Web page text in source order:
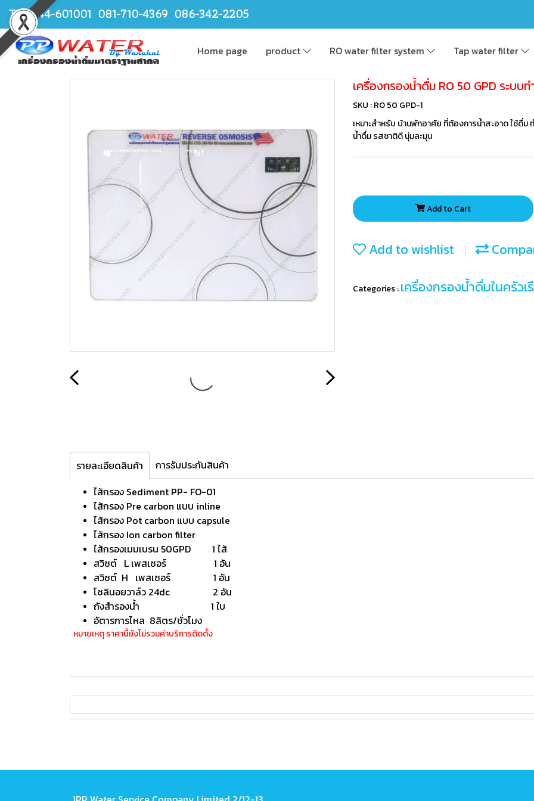
TEL.044-601001 081-710-4369 086-342-2205
Home page product RO water filter system Tap water filter
เครื่องกรองน้ำดื่ม RO 50 GPD ระบบ
SKU : RO 50 GPD-1
เหมาะสำหรับ บ้านพักอาศัย ที่ต้องการน้ำสะอาด ใช้ดื่
น้ำดื่ม รสชาติดี นุ่มละมุน
Add to Cart
Add to wishlist
Categories :เครื่องกรองน้ำดื่มในครัวเ
รายละเอียดสินค้า
การรับประกันสินค้า
ไส้กรอง Sediment PP- FO-01
ไส้กรอง Pre carbon แบบ inline
ไส้กรอง Pot carbon แบบ capsule
ไส้กรอง Ion carbon filter
ไส้กรองเมมเบรน 50GPD 1 ไส้
สวิซต์ L เพสเซอร์ 1 อัน
สวิซต์ H เพสเซอร์ 1 อัน
โซลินอยวาล์ว 24dc 2 อัน
ถังสำรองน้ำ 1 ใบ
อัตารการไหล 8ลิตร/ชั่วโมง
หมายเหตุ ราคานี้ยังไม่รวมค่าบริการติดตั้ง